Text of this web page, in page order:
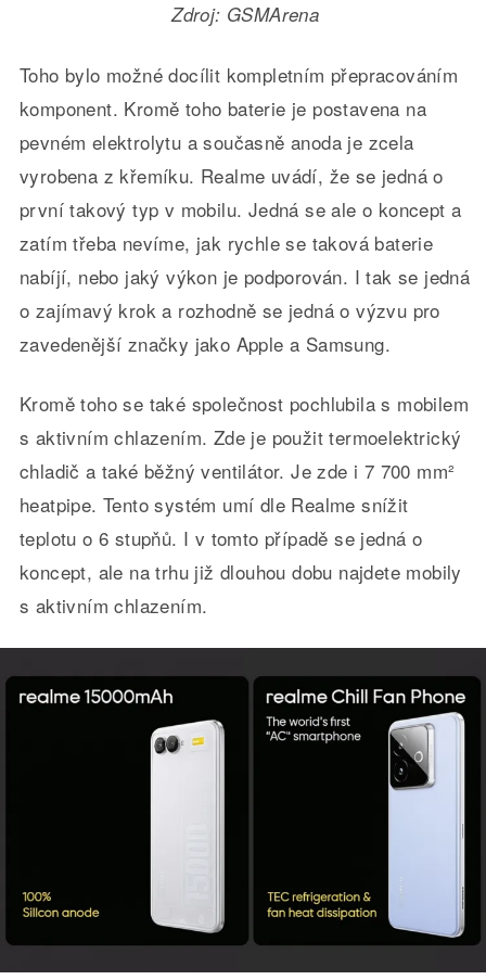
Zdroj: GSMArena
Toho bylo možné docílit kompletním přepracováním
komponent. Kromě toho baterie je postavena na
pevném elektrolytu a současně anoda je zcela
vyrobena z křemíku. Realme uvádí, že se jedná o
první takový typ v mobilu. Jedná se ale o koncept a
zatím třeba nevíme, jak rychle se taková baterie
nabíjí, nebo jaký výkon je podporován. I tak se jedná
o zajímavý krok a rozhodně se jedná o výzvu pro
zavedenější značky jako Apple a Samsung.
Kromě toho se také společnost pochlubila s mobilem
s aktivním chlazením. Zde je použit termoelektrický
chladič a také běžný ventilátor. Je zde i 7 700 mm²
heatpipe. Tento systém umí dle Realme snížit
teplotu o 6 stupňů. I v tomto případě se jedná o
koncept, ale na trhu již dlouhou dobu najdete mobily
s aktivním chlazením.